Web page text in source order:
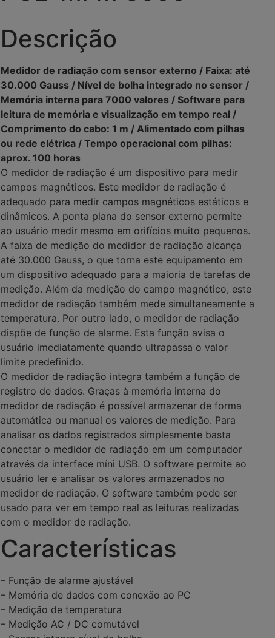
Descrição
Medidor de radiação com sensor externo / Faixa: até
30.000 Gauss / Nível de bolha integrado no sensor /
Memória interna para 7000 valores / Software para
leitura de memória e visualização em tempo real /
Comprimento do cabo: 1 m / Alimentado com pilhas
ou rede elétrica / Tempo operacional com pilhas:
aprox. 100 horas
O medidor de radiação é um dispositivo para medir
campos magnéticos. Este medidor de radiação é
adequado para medir campos magnéticos estáticos e
dinâmicos. A ponta plana do sensor externo permite
ao usuário medir mesmo em orifícios muito pequenos.
A faixa de medição do medidor de radiação alcança
até 30.000 Gauss, o que torna este equipamento em
um dispositivo adequado para a maioria de tarefas de
medição. Além da medição do campo magnético, este
medidor de radiação também mede simultaneamente a
temperatura. Por outro lado, o medidor de radiação
dispõe de função de alarme. Esta função avisa o
usuário imediatamente quando ultrapassa o valor
limite predefinido.
O medidor de radiação integra também a função de
registro de dados. Graças à memória interna do
medidor de radiação é possível armazenar de forma
automática ou manual os valores de medição. Para
analisar os dados registrados simplesmente basta
conectar o medidor de radiação em um computador
através da interface míni USB. O software permite ao
usuário ler e analisar os valores armazenados no
medidor de radiação. O software também pode ser
usado para ver em tempo real as leituras realizadas
com o medidor de radiação.
Características
– Função de alarme ajustável
– Memória de dados com conexão ao PC
– Medição de temperatura
– Medição AC / DC comutável